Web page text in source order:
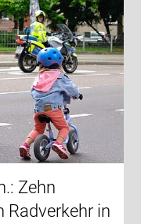
Zehn
Radverkehr in